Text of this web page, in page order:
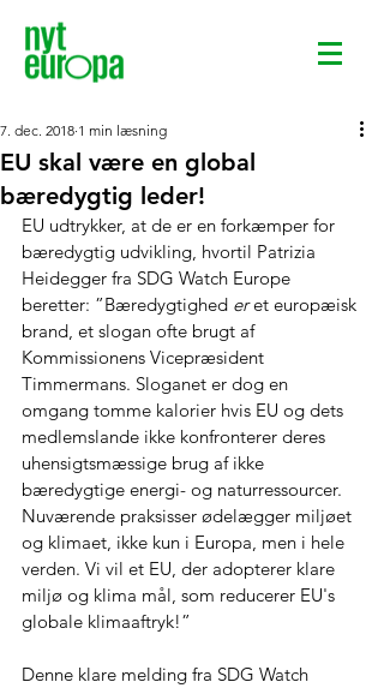
EU skal være en global
bæredygtig leder!
7. dec. 2018 1 min læsning
EU udtrykker, at de er en forkæmper for
bæredygtig udvikling, hvortil Patrizia
Heidegger fra SDG Watch Europe
beretter: ”Bæredygtighed er et europæisk
brand, et slogan ofte brugt af
Kommissionens Vicepræsident
Timmermans. Sloganet er dog en
omgang tomme kalorier hvis EU og dets
medlemslande ikke konfronterer deres
uhensigtsmæssige brug af ikke
bæredygtige energi- og naturressourcer.
Nuværende praksisser ødelægger miljøet
og klimaet, ikke kun i Europa, men i hele
verden. Vi vil et EU, der adopterer klare
miljø og klima mål, som reducerer EU's
globale klimaaftryk!”
Denne klare melding fra SDG Watch